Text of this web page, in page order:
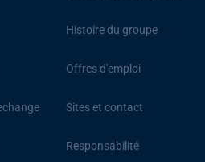
Histoire du groupe
Offres d'emploi
Sites et contact
Responsabilité